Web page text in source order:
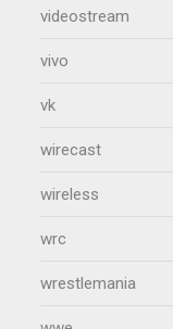
videostream
vivo
vk
wirecast
wireless
wrc
wrestlemania